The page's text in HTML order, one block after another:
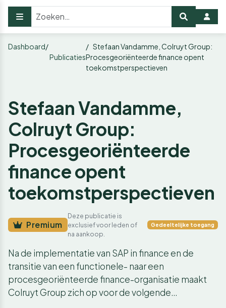
Dashboard
Publicaties
Stefaan Vandamme, Colruyt Group:
Procesgeoriënteerde finance opent
toekomstperspectieven
Stefaan Vandamme,
Colruyt Group:
Procesgeoriënteerde
finance opent
toekomstperspectieven
Premium
Deze publicatie is
exclusief voor leden of
na aankoop.
Gedeeltelijke toegang
Na de implementatie van SAP in finance en de
transitie van een functionele- naar een
procesgeoriënteerde finance-organisatie maakt
Colruyt Group zich op voor de volgende…